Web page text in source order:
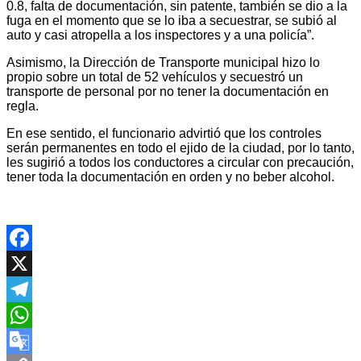
0.8, falta de documentación, sin patente, también se dio a la
fuga en el momento que se lo iba a secuestrar, se subió al
auto y casi atropella a los inspectores y a una policía”.
Asimismo, la Dirección de Transporte municipal hizo lo
propio sobre un total de 52 vehículos y secuestró un
transporte de personal por no tener la documentación en
regla.
En ese sentido, el funcionario advirtió que los controles
serán permanentes en todo el ejido de la ciudad, por lo tanto,
les sugirió a todos los conductores a circular con precaución,
tener toda la documentación en orden y no beber alcohol.
Facebook
X
Telegram
WhatsApp